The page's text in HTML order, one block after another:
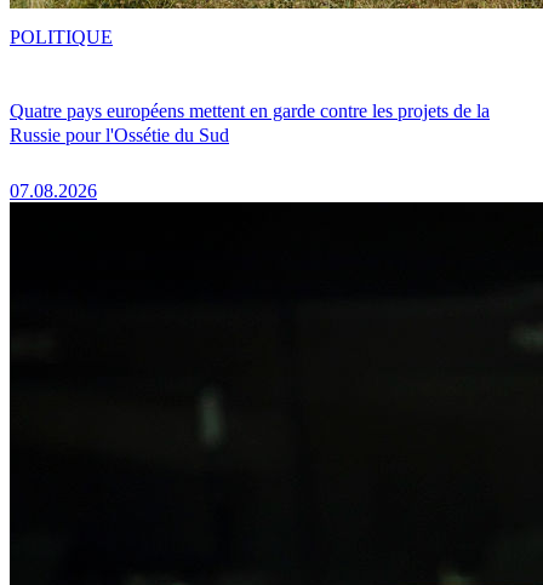
Quatre pays européens mettent en garde contre les projets de la
Russie pour l'Ossétie du Sud
07.08.2026
POLITIQUE